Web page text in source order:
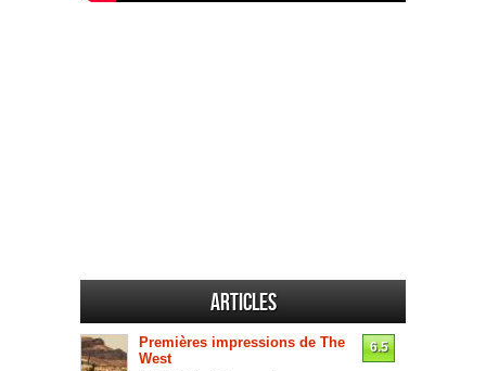
Articles
Premières impressions de The
West
6.5